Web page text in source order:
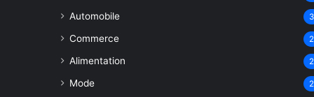
Automobile 3
Commerce 2
Alimentation 2
Mode 2